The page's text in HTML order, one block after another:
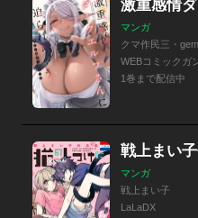
マンガ
WEBコミックガ
1巻まで配信中
マンガ
戦上まい子
LaLaDX